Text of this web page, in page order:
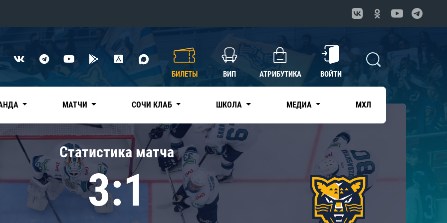
Нефтехимик
Дивизион Чернышева
Авангард
Адмирал
КХЛ
БИЛЕТЫ ВИП АТРИБУТИКА ВОЙТИ
МАТЧИ СОЧИ КЛАБ ШКОЛА МЕДИА МХЛ
Статистика матча
3:1